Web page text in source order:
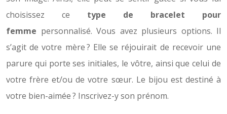
choisissez ce type de bracelet pour
femme personnalisé. Vous avez plusieurs options. Il
s’agit de votre mère ? Elle se réjouirait de recevoir une
parure qui porte ses initiales, le vôtre, ainsi que celui de
votre frère et/ou de votre sœur. Le bijou est destiné à
votre bien-aimée ? Inscrivez-y son prénom.